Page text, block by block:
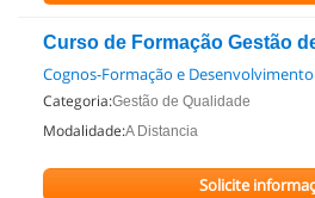
Curso de Formação Gestão
Cognos-Formação e
Categoria:Gestão de Qualidade
Modalidade:A Distancia
Solicite